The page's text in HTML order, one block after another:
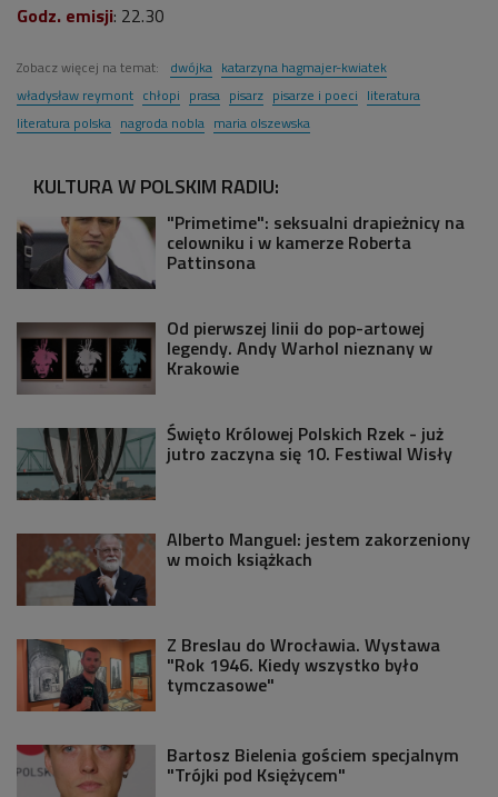
Godz. emisji: 22.30
Zobacz więcej na temat: dwójka katarzyna hagmajer-kwiatek
władysław reymont chłopi prasa pisarz pisarze i poeci literatura
literatura polska nagroda nobla maria olszewska
KULTURA W POLSKIM RADIU:
"Primetime": seksualni drapieżnicy na
celowniku i w kamerze Roberta
Pattinsona
Od pierwszej linii do pop-artowej
legendy. Andy Warhol nieznany w
Krakowie
Święto Królowej Polskich Rzek - już
jutro zaczyna się 10. Festiwal Wisły
Alberto Manguel: jestem zakorzeniony
w moich książkach
Z Breslau do Wrocławia. Wystawa
"Rok 1946. Kiedy wszystko było
tymczasowe"
Bartosz Bielenia gościem specjalnym
"Trójki pod Księżycem"